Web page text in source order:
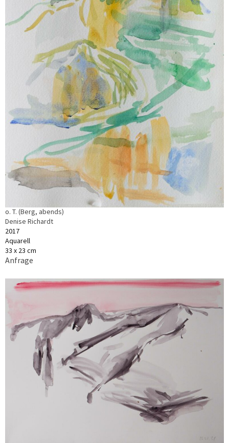
o. T. (Berg, abends)
Denise Richardt
2017
Aquarell
33 x 23 cm
Anfrage